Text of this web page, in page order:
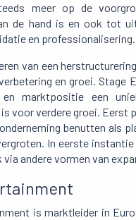
meer op de
de hand is en ook tot
en professionalisering.
van een
en groei. Stage
en marktpositie een
voor verdere groei. Eerst
benutten als
In eerste
andere vormen van
is marktleider in